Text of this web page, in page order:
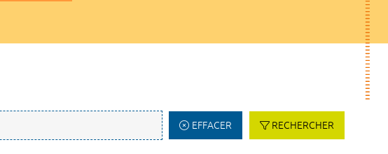
EFFACER RECHERCHER